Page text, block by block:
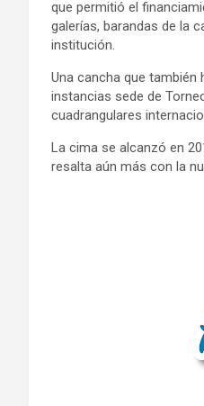
que permitió el
galerías, barandas de la
institución.
Una cancha que
instancias sede de
cuadrangulares
La cima se alcanzó en
resalta aún más con la